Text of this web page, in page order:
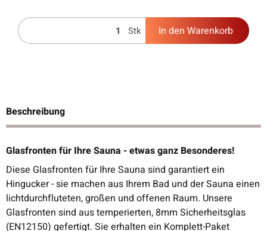
Stk In den Warenkorb
Beschreibung
Glasfronten für Ihre Sauna - etwas ganz Besonderes!
Diese Glasfronten für Ihre Sauna sind garantiert ein
Hingucker - sie machen aus Ihrem Bad und der Sauna einen
lichtdurchfluteten, großen und offenen Raum. Unsere
Glasfronten sind aus temperierten, 8mm Sicherheitsglas
(EN12150) gefertigt. Sie erhalten ein Komplett-Paket